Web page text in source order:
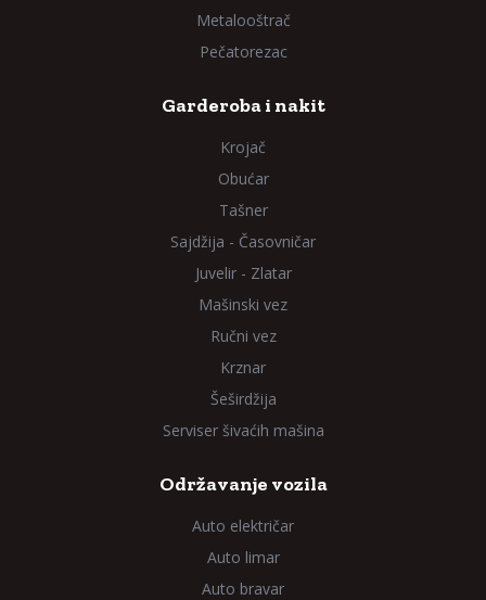
Metalooštrač
Pečatorezac
Garderoba i nakit
Krojač
Obućar
Tašner
Sajdžija - Časovničar
Juvelir - Zlatar
Mašinski vez
Ručni vez
Krznar
Šeširdžija
Serviser šivaćih mašina
Održavanje vozila
Auto električar
Auto limar
Auto bravar